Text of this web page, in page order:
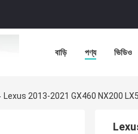
বাড়ি পণ্য ভিডিও
Lexus 2013-2021 GX460 NX200